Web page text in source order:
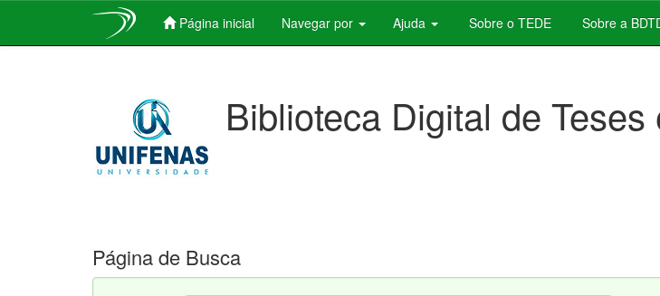
Página inicial Navegar por Ajuda Sobre o TEDE Sobre a
Biblioteca Digital de
Página de Busca